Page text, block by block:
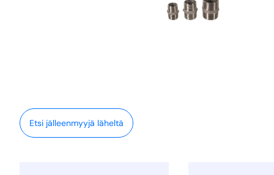
Etsi jälleenmyyjä läheltä